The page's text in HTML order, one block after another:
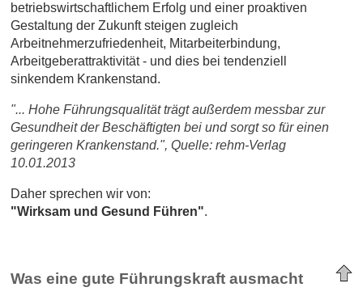
betriebswirtschaftlichem Erfolg und einer proaktiven
Gestaltung der Zukunft steigen zugleich
Arbeitnehmerzufriedenheit, Mitarbeiterbindung,
Arbeitgeberattraktivität - und dies bei tendenziell
sinkendem Krankenstand.
"... Hohe Führungsqualität trägt außerdem messbar zur
Gesundheit der Beschäftigten bei und sorgt so für einen
geringeren Krankenstand.", Quelle: rehm-Verlag
10.01.2013
Daher sprechen wir von:
"Wirksam und Gesund Führen".
Was eine gute Führungskraft ausmacht